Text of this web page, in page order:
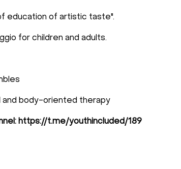
education of artistic taste".
for children and adults.
and body-oriented therapy
https://t.me/youthincluded/189